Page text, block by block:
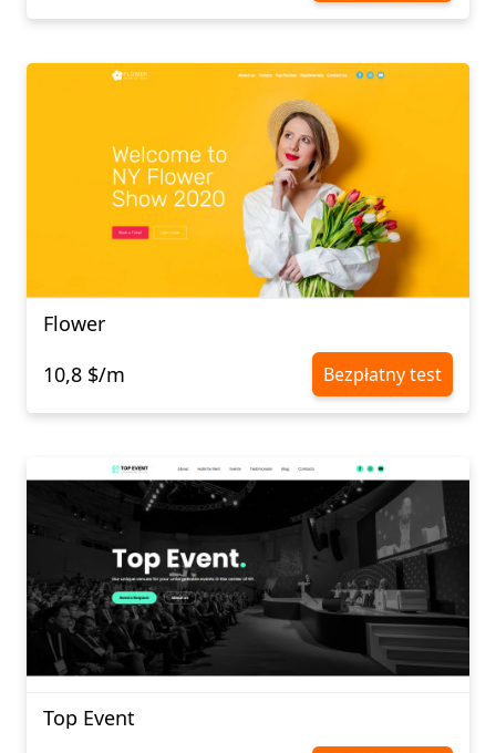
Flower
10,8 $/m
Bezpłatny test
Top Event